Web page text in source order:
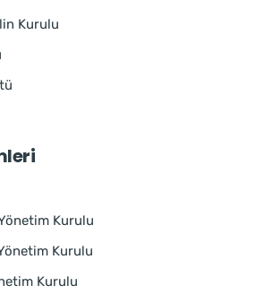
Kurulu
Kurulu
Kurulu
Kurulu